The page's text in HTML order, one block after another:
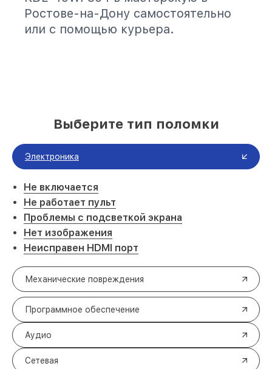
Ростове-на-Дону самостоятельно
или с помощью курьера.
Выберите тип поломки
Электроника
Не включается
Не работает пульт
Проблемы с подсветкой экрана
Нет изображения
Неисправен HDMI порт
Механические повреждения
Программное обеспечение
Аудио
Сетевая